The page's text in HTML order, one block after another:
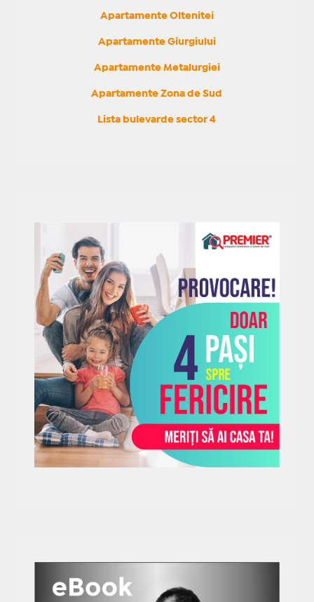
Apartamente Oltenitei
Apartamente Giurgiului
Apartamente Metalurgiei
Apartamente Zona de Sud
Lista bulevarde sector 4